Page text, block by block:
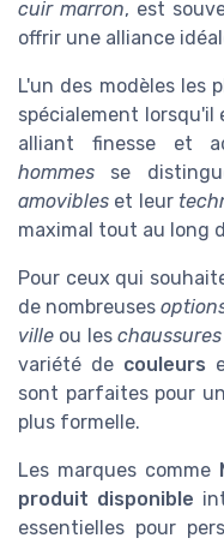
cuir marron, est
offrir une alliance
L'un des modèles les
spécialement lorsqu'il
alliant finesse et
hommes se
amovibles et leur
maximal tout au long
Pour ceux qui
de nombreuses
ville ou les
variété de couleurs
sont parfaites pour
plus formelle.
Les marques comme
produit disponible
essentielles pour